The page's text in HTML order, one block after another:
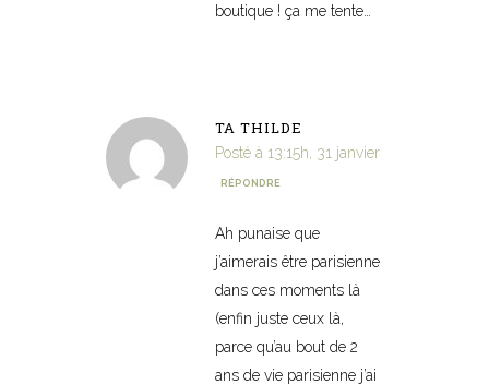
boutique ! ça me tente…
TA THILDE
Posté à 13:15h, 31 janvier
RÉPONDRE
Ah punaise que
j’aimerais être parisienne
dans ces moments là
(enfin juste ceux là,
parce qu’au bout de 2
ans de vie parisienne j’ai